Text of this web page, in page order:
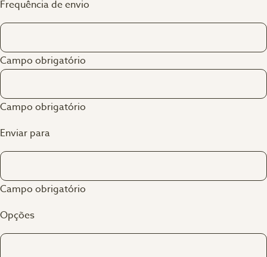
Frequência de envio
Campo obrigatório
Campo obrigatório
Enviar para
Campo obrigatório
Opções